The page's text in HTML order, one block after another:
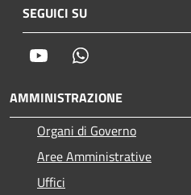
SEGUICI SU
Youtube
AMMINISTRAZIONE
Organi di Governo
Aree Amministrative
Uffici